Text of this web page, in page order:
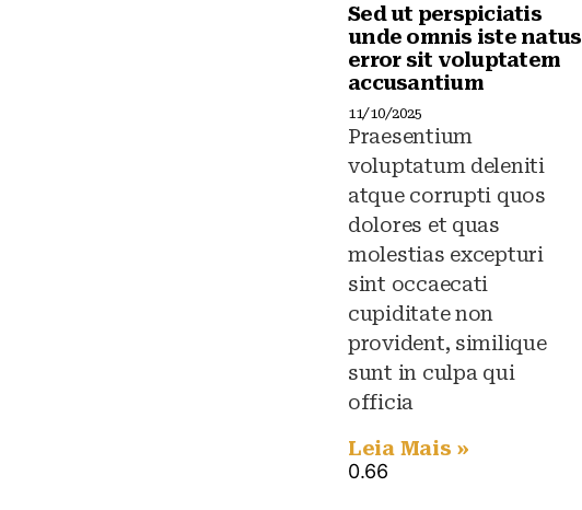
Sed ut perspiciatis
unde omnis iste natus
error sit voluptatem
accusantium
11/10/2025
Praesentium
voluptatum deleniti
atque corrupti quos
dolores et quas
molestias excepturi
sint occaecati
cupiditate non
provident, similique
sunt in culpa qui
officia
Leia Mais »